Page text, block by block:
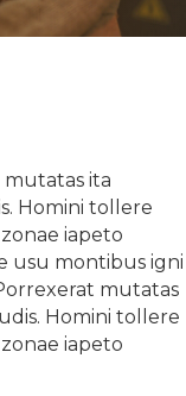
ita
Homini tollere
iapeto
usu montibus igni
mutatas
Homini tollere
iapeto